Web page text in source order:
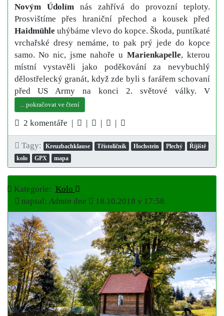
Novým Údolím nás zahřívá do provozní teploty.
Prosvištíme přes hraniční přechod a kousek před
Haidmühle uhýbáme vlevo do kopce. Škoda, puntíkaté
vrchařské dresy nemáme, to pak prý jede do kopce
samo. No nic, jsme nahoře u Marienkapelle, kterou
místní vystavěli jako poděkování za nevybuchlý
dělostřelecký granát, když zde byli s farářem schovaní
před US Army na konci 2. světové války. V
... pokračovat ve čtení
2 komentáře | | | |
Tagy: Kreuzbachklause Třístoličník Hochstein Plechý
Říjiště
kolo
GPX mapa
Kategorie: Kolo
napsal:Admin dne 18.10.2018 v 17:58